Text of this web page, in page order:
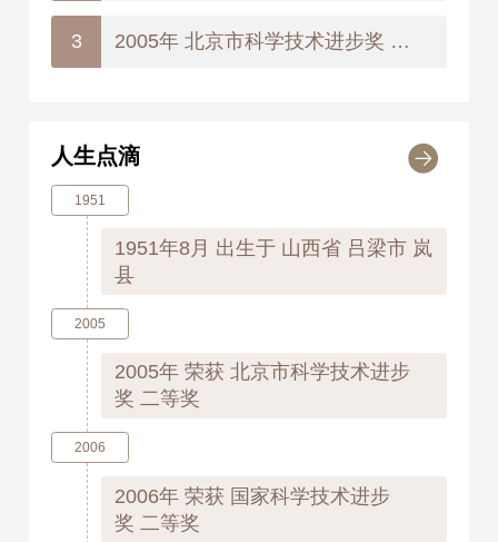
3 2005年 北京市科学技术进步奖 二等奖
人生点滴
1951
1951年8月 出生于 山西省 吕梁市 岚
县
2005
2005年荣获 北京市科学技术进步
奖 二等奖
2006
2006年荣获 国家科学技术进步
奖 二等奖